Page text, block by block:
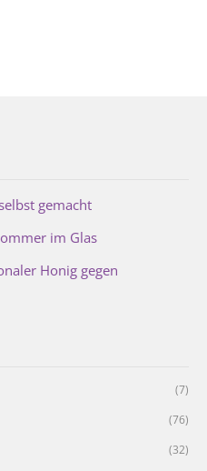
gemacht
im Glas
Honig gegen
(7)
(76)
(32)